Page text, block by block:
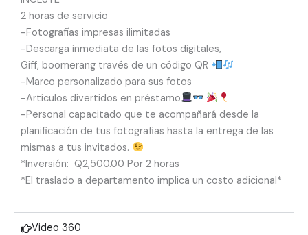
2 horas de servicio
-Fotografías impresas ilimitadas
-Descarga inmediata de las fotos digitales,
Giff, boomerang través de un código QR
-Marco personalizado para sus fotos
-Artículos divertidos en préstamo
-Personal capacitado que te acompañará desde la
planificación de tus fotografias hasta la entrega de las
mismas a tus invitados.
*Inversión: Q2,500.00 Por 2 horas
*El traslado a departamento implica un costo adicional*
Video 360